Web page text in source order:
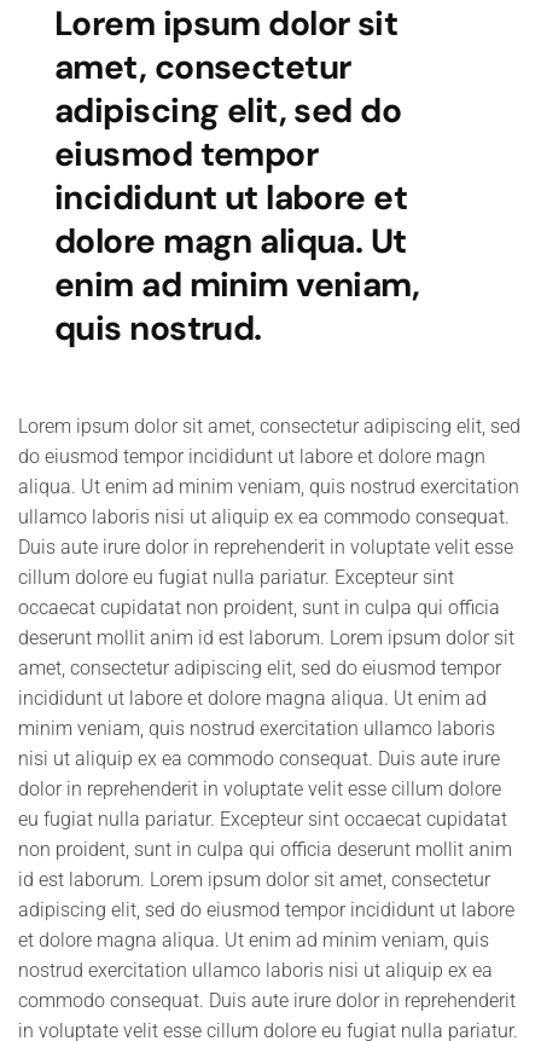
Lorem ipsum dolor sit
amet, consectetur
adipiscing elit, sed do
eiusmod tempor
incididunt ut labore et
dolore magn aliqua. Ut
enim ad minim veniam,
quis nostrud.
Lorem ipsum dolor sit amet, consectetur adipiscing elit, sed
do eiusmod tempor incididunt ut labore et dolore magn
aliqua. Ut enim ad minim veniam, quis nostrud exercitation
ullamco laboris nisi ut aliquip ex ea commodo consequat.
Duis aute irure dolor in reprehenderit in voluptate velit esse
cillum dolore eu fugiat nulla pariatur. Excepteur sint
occaecat cupidatat non proident, sunt in culpa qui officia
deserunt mollit anim id est laborum. Lorem ipsum dolor sit
amet, consectetur adipiscing elit, sed do eiusmod tempor
incididunt ut labore et dolore magna aliqua. Ut enim ad
minim veniam, quis nostrud exercitation ullamco laboris
nisi ut aliquip ex ea commodo consequat. Duis aute irure
dolor in reprehenderit in voluptate velit esse cillum dolore
eu fugiat nulla pariatur. Excepteur sint occaecat cupidatat
non proident, sunt in culpa qui officia deserunt mollit anim
id est laborum. Lorem ipsum dolor sit amet, consectetur
adipiscing elit, sed do eiusmod tempor incididunt ut labore
et dolore magna aliqua. Ut enim ad minim veniam, quis
nostrud exercitation ullamco laboris nisi ut aliquip ex ea
commodo consequat. Duis aute irure dolor in reprehenderit
in voluptate velit esse cillum dolore eu fugiat nulla pariatur.